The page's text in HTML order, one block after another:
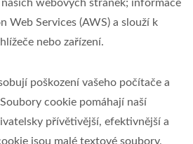
webových stránek; informace
Web Services (AWS) a slouží k
nebo zařízení.
poškození vašeho počítače a
cookie pomáhají naší
přívětivější, efektivnější a
jsou malé textové soubory,